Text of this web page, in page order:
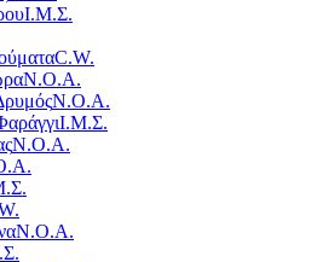
Ι.Μ.Σ.
C.W.
Ν.Ο.Α.
Ν.Ο.Α.
Ι.Μ.Σ.
Ν.Ο.Α.
Ν.Ο.Α.